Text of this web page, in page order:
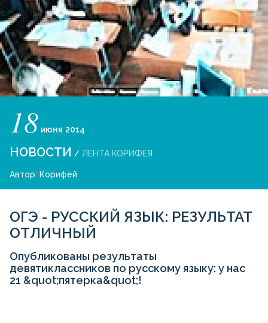
18 июня 2014
НОВОСТИ / ЛЕНТА КОРИФЕЯ
Автор: Корифей
ОГЭ - РУССКИЙ ЯЗЫК: РЕЗУЛЬТАТ
ОТЛИЧНЫЙ
Опубликованы результаты
девятиклассников по русскому языку: у нас
21 &quot;пятерка&quot;!